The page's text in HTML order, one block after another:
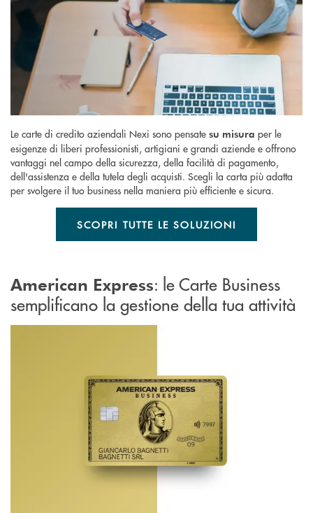
Le carte di credito aziendali Nexi sono pensate su misura per le
esigenze di liberi professionisti, artigiani e grandi aziende e offrono
vantaggi nel campo della sicurezza, della facilità di pagamento,
dell'assistenza e della tutela degli acquisti. Scegli la carta più adatta
per svolgere il tuo business nella maniera più efficiente e sicura.
SCOPRI TUTTE LE SOLUZIONI
American Express: le Carte Business
semplificano la gestione della tua attività